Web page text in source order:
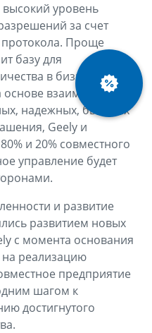
уровень
за счет
Проще
базу для
в бизнесе,
взаимного
надежных, быстрых
Geely и
и 20% совместного
управление будет
и развитие
развитием новых
с момента основания
на реализацию
предприятие
шагом к
достигнутого